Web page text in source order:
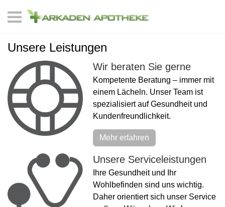
Unsere Leistungen
Wir beraten Sie gerne
Kompetente Beratung – immer mit
einem Lächeln. Unser Team ist
spezialisiert auf Gesundheit und
Kundenfreundlichkeit.
Mehr erfahren
Unsere Serviceleistungen
Ihre Gesundheit und Ihr
Wohlbefinden sind uns wichtig.
Daher orientiert sich unser Service